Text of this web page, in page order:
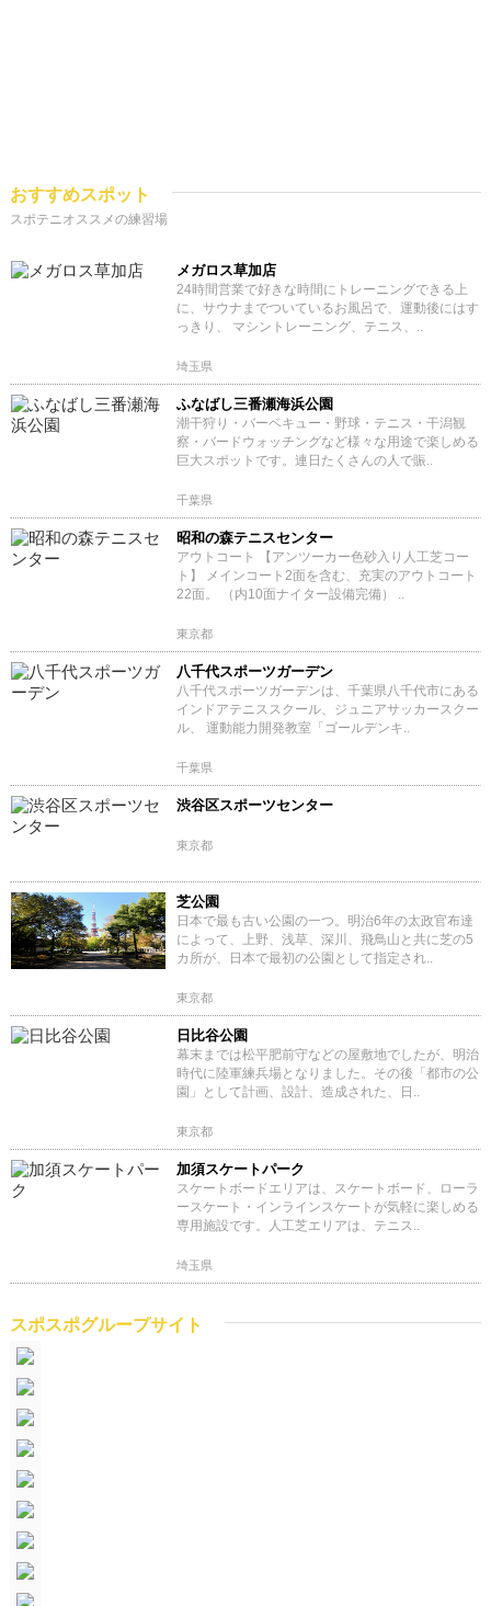
おすすめスポット
スポテニオススメの練習場
メガロス草加店
24時間営業で好きな時間にトレーニングできる上
に、サウナまでついているお風呂で、運動後にはす
っきり、 マシントレーニング、テニス、..
埼玉県
ふなばし三番瀬海浜公園
潮干狩り・バーベキュー・野球・テニス・干潟観
察・バードウォッチングなど様々な用途で楽しめる
巨大スポットです。連日たくさんの人で賑..
千葉県
昭和の森テニスセンター
アウトコート 【アンツーカー色砂入り人工芝コー
ト】 メインコート2面を含む、充実のアウトコート
22面。 （内10面ナイター設備完備） ..
東京都
八千代スポーツガーデン
八千代スポーツガーデンは、千葉県八千代市にある
インドアテニススクール、ジュニアサッカースクー
ル、 運動能力開発教室「ゴールデンキ..
千葉県
渋谷区スポーツセンター
東京都
芝公園
日本で最も古い公園の一つ。明治6年の太政官布達
によって、上野、浅草、深川、飛鳥山と共に芝の5
カ所が、日本で最初の公園として指定され..
東京都
日比谷公園
幕末までは松平肥前守などの屋敷地でしたが、明治
時代に陸軍練兵場となりました。その後「都市の公
園」として計画、設計、造成された、日..
東京都
加須スケートパーク
スケートボードエリアは、スケートボード、ローラ
ースケート・インラインスケートが気軽に楽しめる
専用施設です。人工芝エリアは、テニス..
埼玉県
スポスポグループサイト